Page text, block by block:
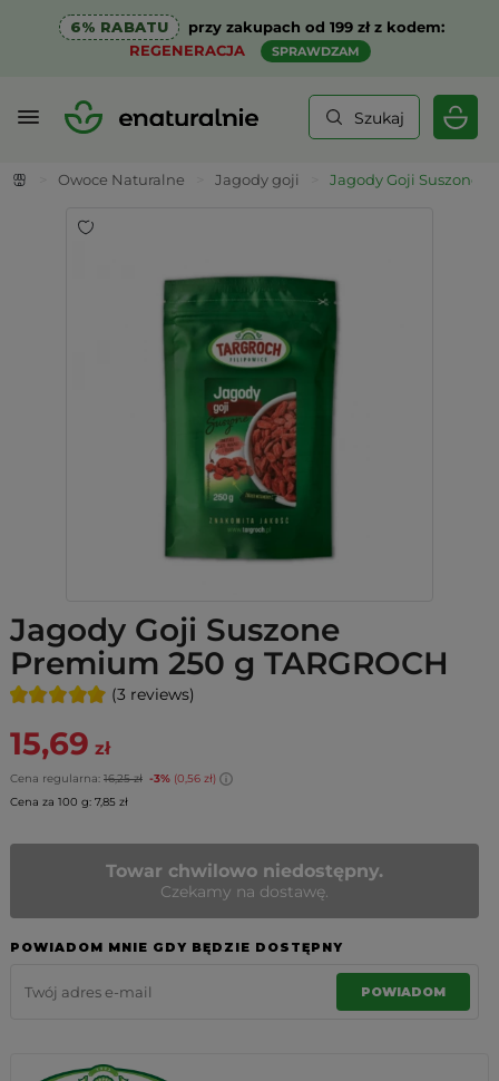
6% RABATU
przy zakupach od 199 zł z kodem:
REGENERACJA
SPRAWDZAM
Szukaj
Owoce Naturalne Jagody goji Jagody Goji Suszone
Jagody Goji Suszone
Premium 250 g TARGROCH
(3 reviews)
15,69 zł
Cena regularna: 16,25 zł -3% (0,56 zł)
Cena za 100 g: 7,85 zł
Towar chwilowo niedostępny.
Czekamy na dostawę.
POWIADOM MNIE GDY BĘDZIE DOSTĘPNY
POWIADOM